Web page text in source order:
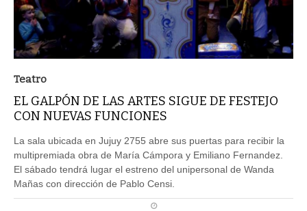
Teatro
EL GALPÓN DE LAS ARTES SIGUE DE FESTEJO
CON NUEVAS FUNCIONES
La sala ubicada en Jujuy 2755 abre sus puertas para recibir la
multipremiada obra de María Cámpora y Emiliano Fernandez.
El sábado tendrá lugar el estreno del unipersonal de Wanda
Mañas con dirección de Pablo Censi.